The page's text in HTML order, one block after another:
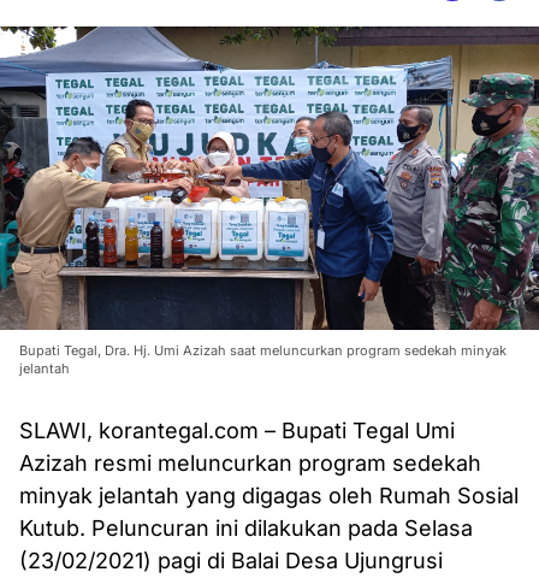
Bupati Tegal, Dra. Hj. Umi Azizah saat meluncurkan program sedekah minyak
jelantah
SLAWI, korantegal.com – Bupati Tegal Umi
Azizah resmi meluncurkan program sedekah
minyak jelantah yang digagas oleh Rumah Sosial
Kutub. Peluncuran ini dilakukan pada Selasa
(23/02/2021) pagi di Balai Desa Ujungrusi